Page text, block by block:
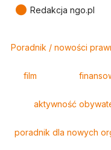
● Redakcja ngo.pl
Poradnik / nowości
film
aktywność
poradnik dla nowych